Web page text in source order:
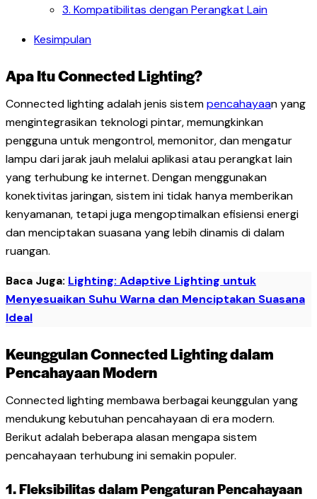
3. Kompatibilitas dengan Perangkat Lain
Kesimpulan
Apa Itu Connected Lighting?
Connected lighting adalah jenis sistempencahayaan yang
mengintegrasikan teknologi pintar, memungkinkan
pengguna untuk mengontrol, memonitor, dan mengatur
lampu dari jarak jauh melalui aplikasi atau perangkat lain
yang terhubung ke internet. Dengan menggunakan
konektivitas jaringan, sistem ini tidak hanya memberikan
kenyamanan, tetapi juga mengoptimalkan efisiensi energi
dan menciptakan suasana yang lebih dinamis di dalam
ruangan.
Baca Juga: Lighting: Adaptive Lighting untuk
Menyesuaikan Suhu Warna dan Menciptakan Suasana
Ideal
Keunggulan Connected Lighting dalam
Pencahayaan Modern
Connected lighting membawa berbagai keunggulan yang
mendukung kebutuhan pencahayaan di era modern.
Berikut adalah beberapa alasan mengapa sistem
pencahayaan terhubung ini semakin populer.
1. Fleksibilitas dalam Pengaturan Pencahayaan